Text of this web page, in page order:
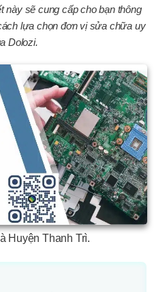
này sẽ cung cấp cho bạn thông
lựa chọn đơn vị sửa chữa uy
Dolozi.
Huyện Thanh Trì.